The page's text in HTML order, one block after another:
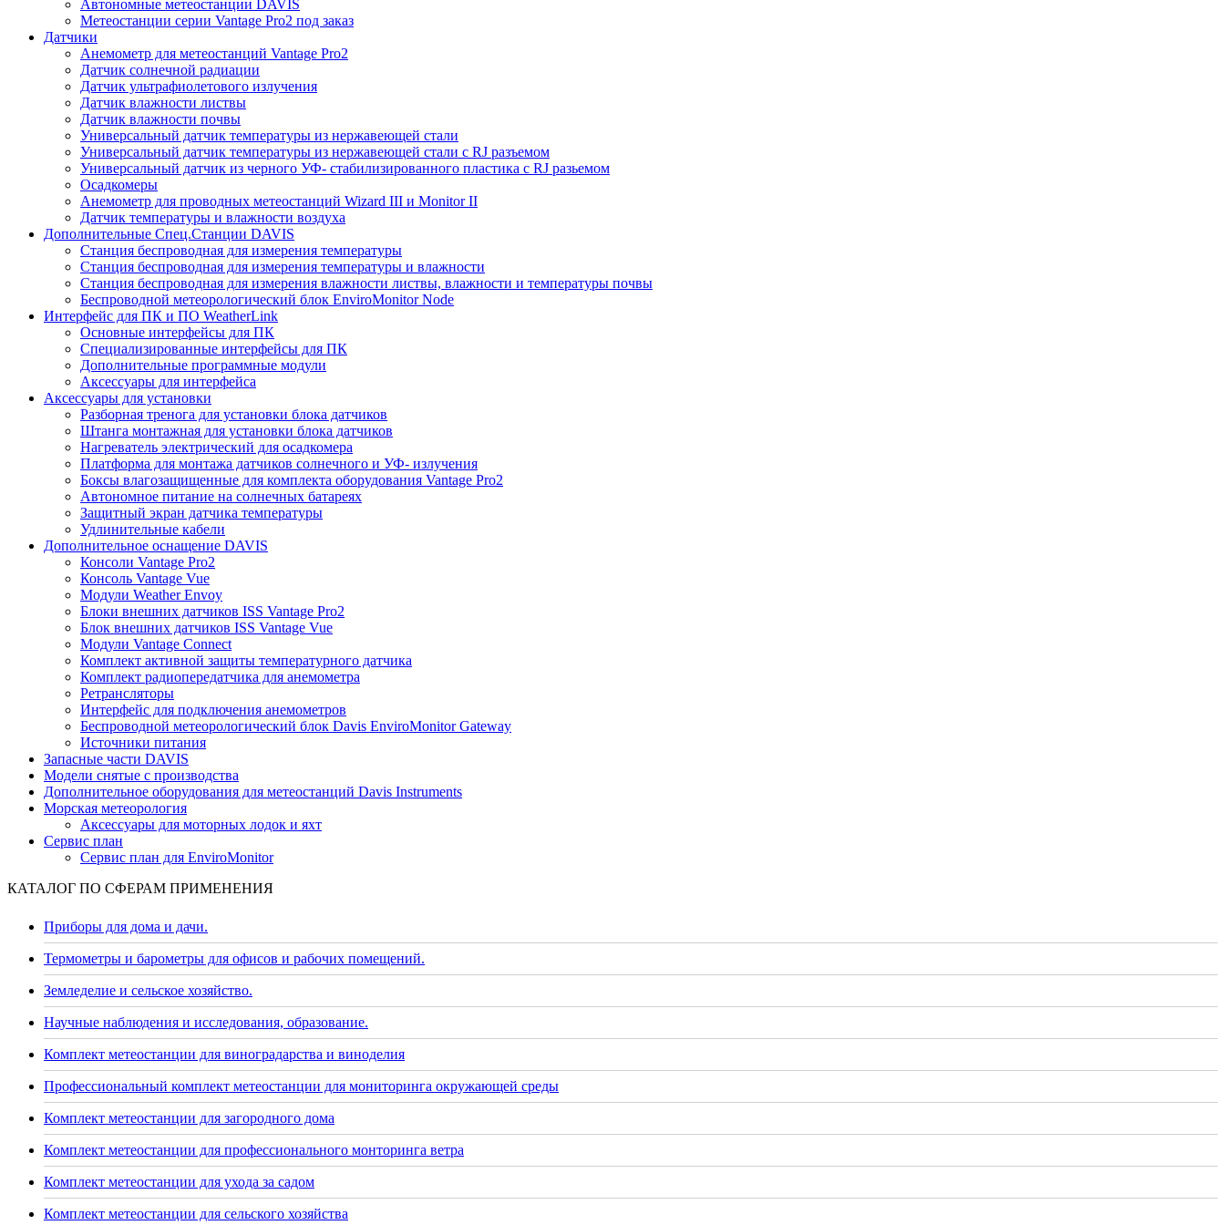
Автономные метеостанции DAVIS
Метеостанции серии Vantage Pro2 под заказ
Датчики
Анемометр для метеостанций Vantage Pro2
Датчик солнечной радиации
Датчик ультрафиолетового излучения
Датчик влажности листвы
Датчик влажности почвы
Универсальный датчик температуры из нержавеющей стали
Универсальный датчик температуры из нержавеющей стали с RJ разъемом
Универсальный датчик из черного УФ- стабилизированного пластика с RJ разьемом
Осадкомеры
Анемометр для проводных метеостанций Wizard III и Monitor II
Датчик температуры и влажности воздуха
Дополнительные Спец.Станции DAVIS
Станция беспроводная для измерения температуры
Станция беспроводная для измерения температуры и влажности
Станция беспроводная для измерения влажности листвы, влажности и температуры почвы
Беспроводной метеорологический блок EnviroMonitor Node
Интерфейс для ПК и ПО WeatherLink
Основные интерфейсы для ПК
Специализированные интерфейсы для ПК
Дополнительные программные модули
Аксессуары для интерфейса
Аксессуары для установки
Разборная тренога для установки блока датчиков
Штанга монтажная для установки блока датчиков
Нагреватель электрический для осадкомера
Платформа для монтажа датчиков солнечного и УФ- излучения
Боксы влагозащищенные для комплекта оборудования Vantage Pro2
Автономное питание на солнечных батареях
Защитный экран датчика температуры
Удлинительные кабели
Дополнительное оснащение DAVIS
Консоли Vantage Pro2
Консоль Vantage Vue
Модули Weather Envoy
Блоки внешних датчиков ISS Vantage Pro2
Блок внешних датчиков ISS Vantage Vue
Модули Vantage Connect
Комплект активной защиты температурного датчика
Комплект радиопередатчика для анемометра
Ретрансляторы
Интерфейс для подключения анемометров
Беспроводной метеорологический блок Davis EnviroMonitor Gateway
Источники питания
Запасные части DAVIS
Модели снятые с производства
Дополнительное оборудования для метеостанций Davis Instruments
Морская метеорология
Аксессуары для моторных лодок и яхт
Сервис план
Сервис план для EnviroMonitor
КАТАЛОГ ПО СФЕРАМ ПРИМЕНЕНИЯ
Приборы для дома и дачи.
Термометры и барометры для офисов и рабочих помещений.
Земледелие и сельское хозяйство.
Научные наблюдения и исследования, образование.
Комплект метеостанции для виноградарства и виноделия
Профессиональный комплект метеостанции для мониторинга окружающей среды
Комплект метеостанции для загородного дома
Комплект метеостанции для профессионального монторинга ветра
Комплект метеостанции для ухода за садом
Комплект метеостанции для сельского хозяйства